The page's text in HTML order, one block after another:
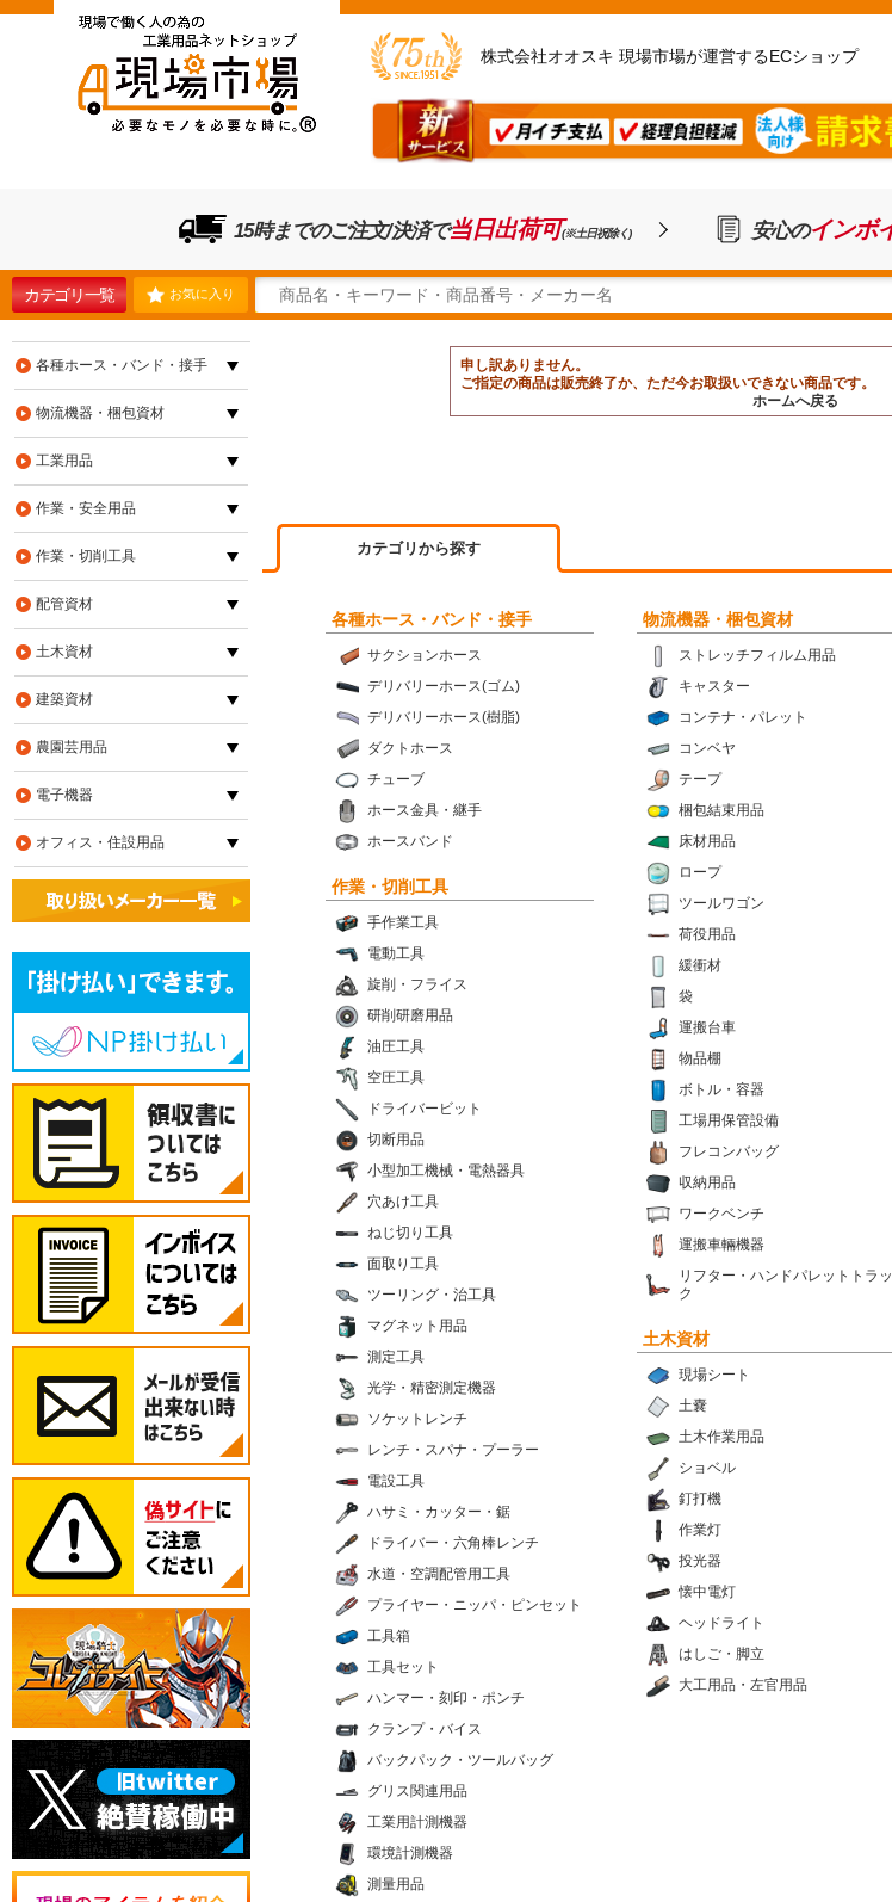
株式会社オオスキ 現場市場が運営するECショップ
15時までのご注文/決済で当日出荷可(※土日祝除く) 安心のインボ
カテゴリ一覧 お気に入り
申し訳ありません。
ご指定の商品は販売終了か、ただ今お取扱いできない商品です。
ホームへ戻る
カテゴリから探す
各種ホース・バンド・接手
サクションホース
デリバリーホース(ゴム)
デリバリーホース(樹脂)
ダクトホース
チューブ
ホース金具・継手
ホースバンド
物流機器・梱包資材
ストレッチフィルム用品
キャスター
コンテナ・パレット
コンベヤ
テープ
梱包結束用品
床材用品
ロープ
ツールワゴン
荷役用品
緩衝材
袋
運搬台車
物品棚
ボトル・容器
工場用保管設備
フレコンバッグ
収納用品
ワークベンチ
運搬車輛機器
リフター・ハンドパレットトラッ
ク
作業・切削工具
手作業工具
電動工具
旋削・フライス
研削研磨用品
油圧工具
空圧工具
ドライバービット
切断用品
小型加工機械・電熱器具
穴あけ工具
ねじ切り工具
面取り工具
ツーリング・治工具
マグネット用品
測定工具
光学・精密測定機器
ソケットレンチ
レンチ・スパナ・プーラー
電設工具
ハサミ・カッター・鋸
ドライバー・六角棒レンチ
水道・空調配管用工具
プライヤー・ニッパ・ピンセット
工具箱
工具セット
ハンマー・刻印・ポンチ
クランプ・バイス
バックパック・ツールバッグ
グリス関連用品
工業用計測機器
環境計測機器
測量用品
土木資材
現場シート
土嚢
土木作業用品
ショベル
釘打機
作業灯
投光器
懐中電灯
ヘッドライト
はしご・脚立
大工用品・左官用品
各種ホース・バンド・接手
物流機器・梱包資材
工業用品
作業・安全用品
作業・切削工具
配管資材
土木資材
建築資材
農園芸用品
電子機器
オフィス・住設用品